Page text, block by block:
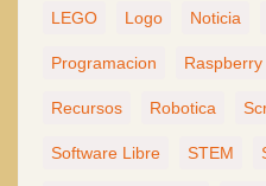
LEGO Logo Noticia
Programacion Raspberry
Recursos Robotica
Software Libre STEM